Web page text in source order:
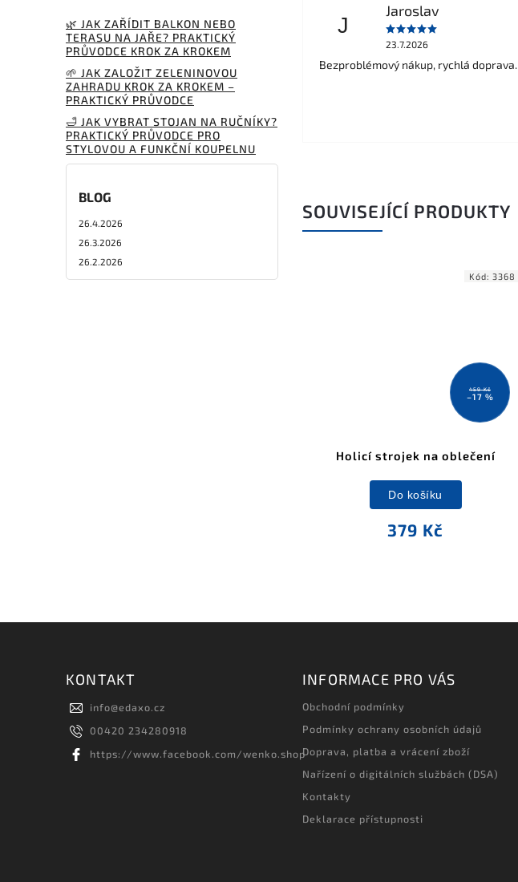
🌿 JAK ZAŘÍDIT BALKON NEBO
TERASU NA JAŘE? PRAKTICKÝ
PRŮVODCE KROK ZA KROKEM
🌱 JAK ZALOŽIT ZELENINOVOU
ZAHRADU KROK ZA KROKEM –
PRAKTICKÝ PRŮVODCE
🛁 JAK VYBRAT STOJAN NA RUČNÍKY?
PRAKTICKÝ PRŮVODCE PRO
STYLOVOU A FUNKČNÍ KOUPELNU
BLOG
26.4.2026
26.3.2026
26.2.2026
J
Jaroslav
23.7.2026
Bezproblémový nákup, rychlá doprava.
SOUVISEJÍCÍ PRODUKTY
459 Kč
–17 %
Holicí strojek na oblečení
379 Kč
Do košíku
Kód: 3368
KONTAKT
info@edaxo.cz
00420 234280918
https://www.facebook.com/wenko.shop
INFORMACE PRO VÁS
Obchodní podmínky
Podmínky ochrany osobních údajů
Doprava, platba a vrácení zboží
Nařízení o digitálních službách (DSA)
Kontakty
Deklarace přístupnosti